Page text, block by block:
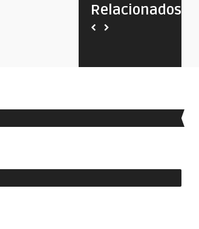
Relacionados